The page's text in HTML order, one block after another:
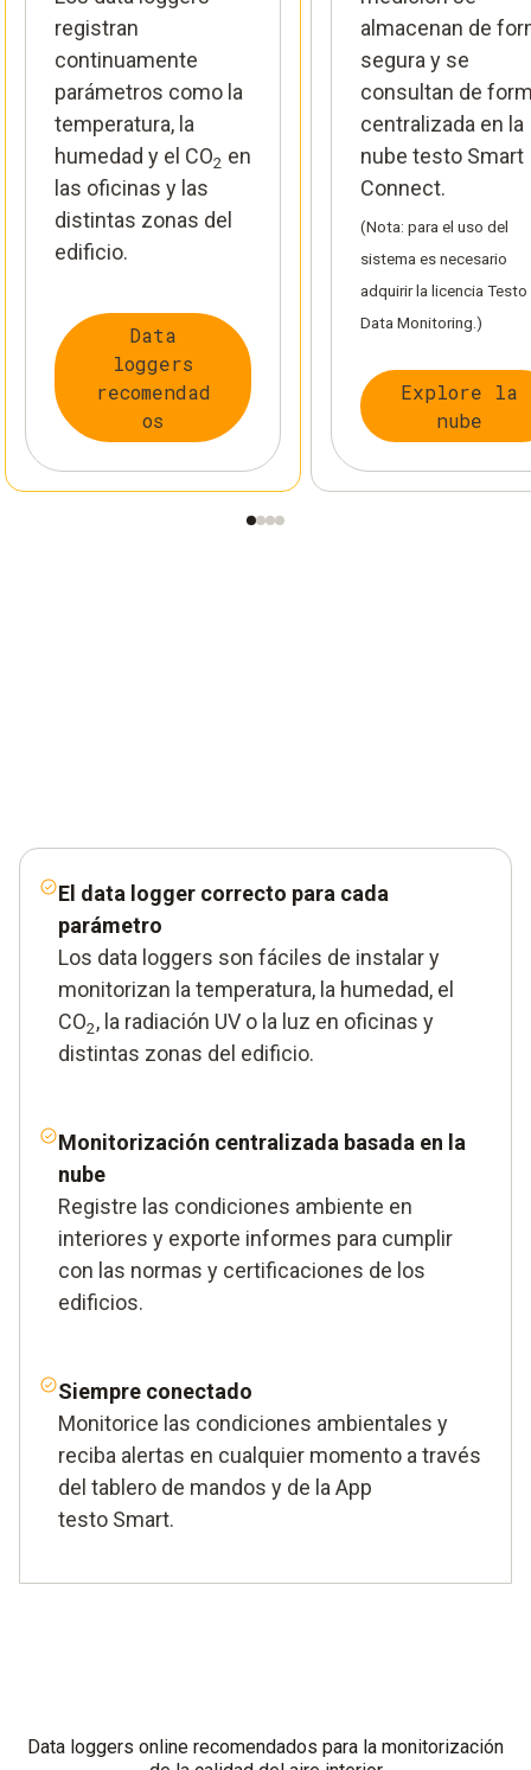
registran
continuamente
parámetros como la
temperatura, la
humedad y el CO2 en
las oficinas y las
distintas zonas del
edificio.
Data
loggers
recomendad
os
almacenan de
segura y se
consultan de
centralizada en la
nube testo Smart
Connect.
(Nota: para el uso del
sistema es necesario
adquirir la licencia Testo
Data Monitoring.)
Explore la
nube
El data logger correcto para cada
parámetro
Los data loggers son fáciles de instalar y
monitorizan la temperatura, la humedad, el
CO2, la radiación UV o la luz en oficinas y
distintas zonas del edificio.
Monitorización centralizada basada en la
nube
Registre las condiciones ambiente en
interiores y exporte informes para cumplir
con las normas y certificaciones de los
edificios.
Siempre conectado
Monitorice las condiciones ambientales y
reciba alertas en cualquier momento a través
del tablero de mandos y de la App
testo Smart.
Data loggers online recomendados para la monitorización